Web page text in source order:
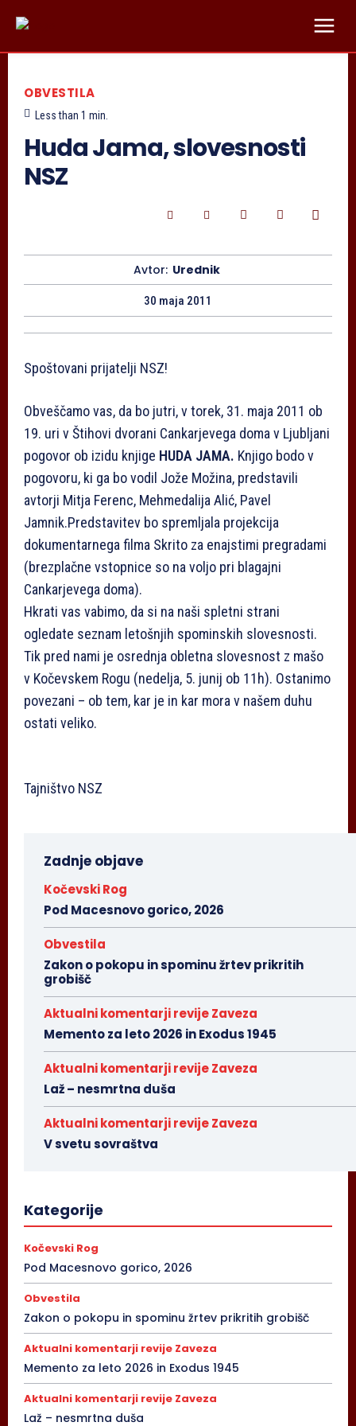
OBVESTILA
Less than 1 min.
Huda Jama, slovesnosti
NSZ
Avtor: Urednik
30 maja 2011
Spoštovani prijatelji NSZ!
Obveščamo vas, da bo jutri, v torek, 31. maja 2011 ob
19. uri v Štihovi dvorani Cankarjevega doma v Ljubljani
pogovor ob izidu knjige HUDA JAMA. Knjigo bodo v
pogovoru, ki ga bo vodil Jože Možina, predstavili
avtorji Mitja Ferenc, Mehmedalija Alić, Pavel
Jamnik.Predstavitev bo spremljala projekcija
dokumentarnega filma Skrito za enajstimi pregradami
(brezplačne vstopnice so na voljo pri blagajni
Cankarjevega doma).
Hkrati vas vabimo, da si na naši spletni strani
ogledate seznam letošnjih spominskih slovesnosti.
Tik pred nami je osrednja obletna slovesnost z mašo
v Kočevskem Rogu (nedelja, 5. junij ob 11h). Ostanimo
povezani – ob tem, kar je in kar mora v našem duhu
ostati veliko.
Tajništvo NSZ
Zadnje objave
Kočevski Rog
Pod Macesnovo gorico, 2026
Obvestila
Zakon o pokopu in spominu žrtev prikritih
grobišč
Aktualni komentarji revije Zaveza
Memento za leto 2026 in Exodus 1945
Aktualni komentarji revije Zaveza
Laž – nesmrtna duša
Aktualni komentarji revije Zaveza
V svetu sovraštva
Kategorije
Kočevski Rog
Pod Macesnovo gorico, 2026
Obvestila
Zakon o pokopu in spominu žrtev prikritih grobišč
Aktualni komentarji revije Zaveza
Memento za leto 2026 in Exodus 1945
Aktualni komentarji revije Zaveza
Laž – nesmrtna duša